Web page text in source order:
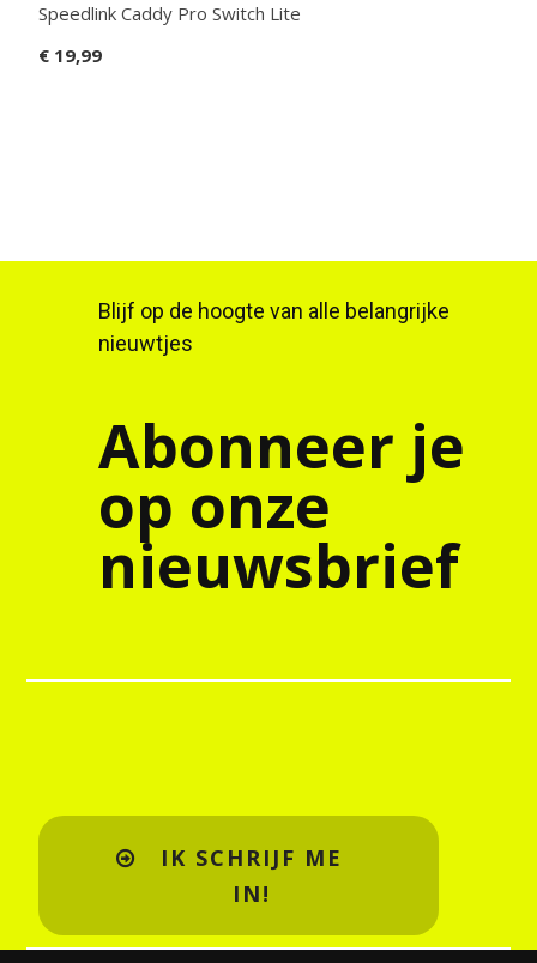
Speedlink Caddy Pro Switch Lite
€ 19,99
Blijf op de hoogte van alle belangrijke
nieuwtjes
Abonneer je
op onze
nieuwsbrief
IK SCHRIJF ME
IN!